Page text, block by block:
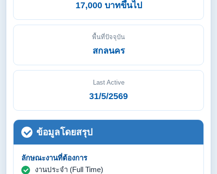
17,000 บาทขึ้นไป
พื้นที่ปัจจุบัน
สกลนคร
Last Active
31/5/2569
ข้อมูลโดยสรุป
ลักษณะงานที่ต้องการ
งานประจำ (Full Time)